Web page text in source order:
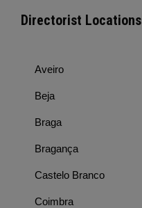
Directorist Locations
Aveiro
Beja
Braga
Bragança
Castelo Branco
Coimbra